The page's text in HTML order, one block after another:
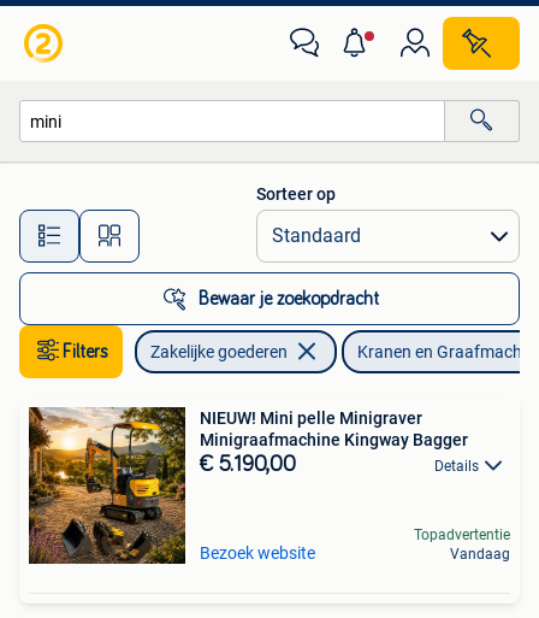
Alle afstanden…
Sorteer op
Bewaar je zoekopdracht
Filters Zakelijke goederen Kranen en
NIEUW! Mini pelle Minigraver
Minigraafmachine Kingway Bagger
€ 5.190,00 Details
Bezoek website
Topadvertentie
Vandaag